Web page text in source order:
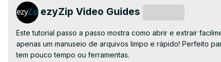
ezyZip Video Guides
Este tutorial passo a passo mostra como abrir e extrair
apenas um manuseio de arquivos limpo e rápido! Perfeito
tem pouco tempo ou ferramentas.